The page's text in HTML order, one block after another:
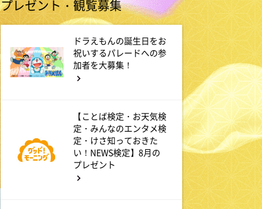
TOKYO EVERYONE
午後 1:55
午後もじゅん散歩
2:53
科捜研の女12 #3
3:50
相棒16 #11
プレゼント・観覧募集
ドラえもんの誕生日をお
祝いするパレードへの参
加者を大募集！
【ことば検定・お天気検
定・みんなのエンタメ検
定・けさ知っておきた
い！NEWS検定】8月の
プレゼント